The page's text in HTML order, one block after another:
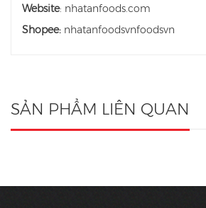
Website: nhatanfoods.com
Shopee: nhatanfoodsvnfoodsvn
SẢN PHẨM LIÊN QUAN